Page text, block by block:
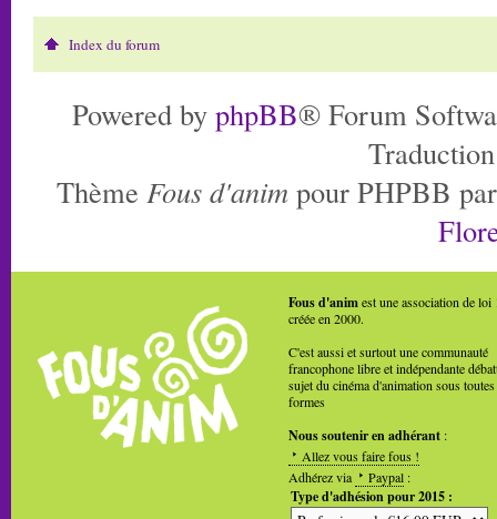
Index du forum
Powered by phpBB® Forum
Thème Fous d'anim pour PHPBB
Fous d'animest une association de loi
créée en 2000.
C'est aussi et surtout une communauté
francophone libre et indépendante
sujet du cinéma d'animation sous toutes
formes
Nous soutenir en adhérant :
Allez vous faire fous !
Adhérez via
Paypal :
Type d'adhésion pour 2015 :